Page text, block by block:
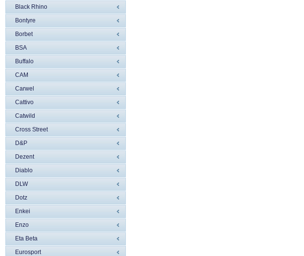
Black Rhino
Bontyre
Borbet
BSA
Buffalo
CAM
Carwel
Cattivo
Catwild
Cross Street
D&P
Dezent
Diablo
DLW
Dotz
Enkei
Enzo
Eta Beta
Eurosport